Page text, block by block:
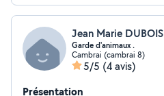
Jean Marie DUBOIS
Garde d'animaux .
Cambrai (cambrai 8)
5/5 (4 avis)
Présentation